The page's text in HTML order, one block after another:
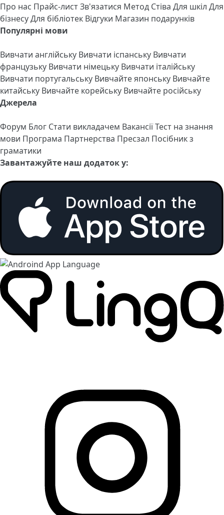
Про нас Прайс-листЗв'язатися Метод Стіва Для шкіл Для
бізнесуДля бібліотек Відгуки Магазин подарунків
Популярні мови
Вивчати англійську Вивчати іспанську Вивчати
французьку Вивчати німецьку Вивчати італійську
Вивчати португальську Вивчайте японську Вивчайте
китайську Вивчайте корейську Вивчайте російську
Джерела
Форум Блог Стати викладачем ВакансіїТест на знання
мови Програма Партнерства Пресзал Посібник з
граматики
Завантажуйте наш додаток у: